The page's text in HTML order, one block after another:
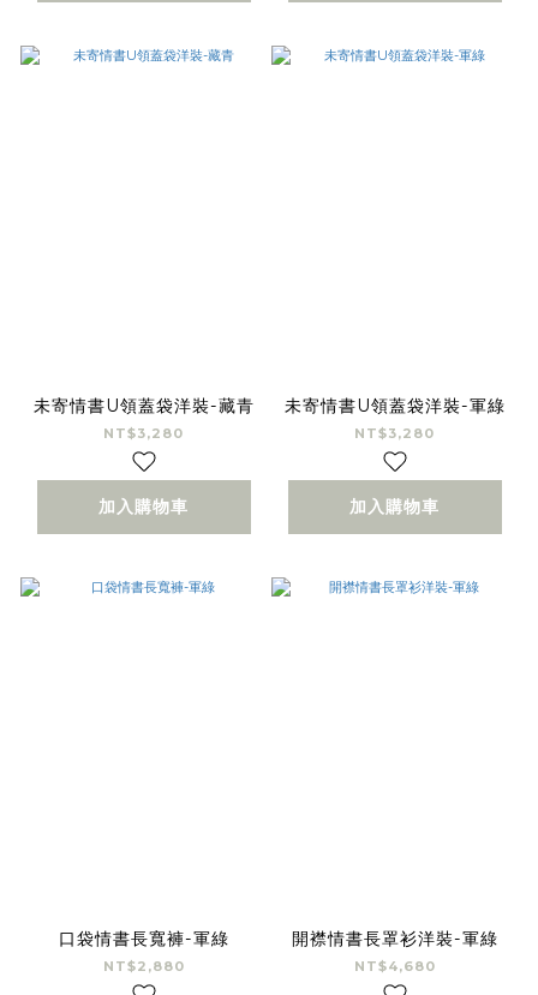
未寄情書U領蓋袋洋裝-藏青
NT$3,280
加入購物車
未寄情書U領蓋袋洋裝-軍綠
NT$3,280
加入購物車
口袋情書長寬褲-軍綠
NT$2,880
開襟情書長罩衫洋裝-軍綠
NT$4,680